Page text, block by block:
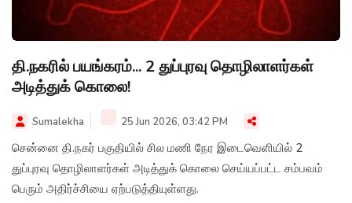
தி.நகரில் பயங்கரம்... 2 துப்புரவு தொழிலாளர்கள்
அடித்துக் கொலை!
Sumalekha 25 Jun 2026, 03:42 PM
சென்னை தி.நகர் பகுதியில் சில மணி நேர இடைவெளியில் 2
துப்புரவு தொழிலாளர்கள் அடித்துக் கொலை செய்யப்பட்ட சம்பவம்
பெரும் அதிர்ச்சியை ஏற்படுத்தியுள்ளது.